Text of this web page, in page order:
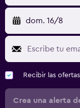
dom. 16/8
Recibir las
Crea una alerta